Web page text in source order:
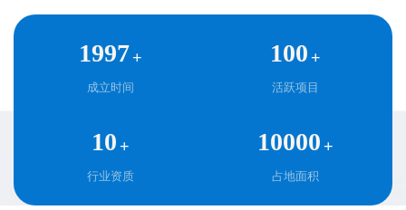
1997+
成立时间
100 +
活跃项目
10 +
行业资质
10000 +
占地面积